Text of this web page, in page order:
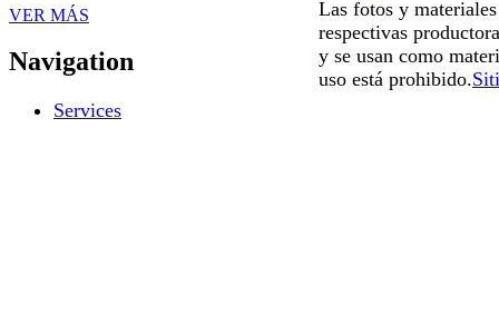
VER MÁS
Navigation
Services
Las fotos y
respectivas
y se usan como
uso está prohibido.